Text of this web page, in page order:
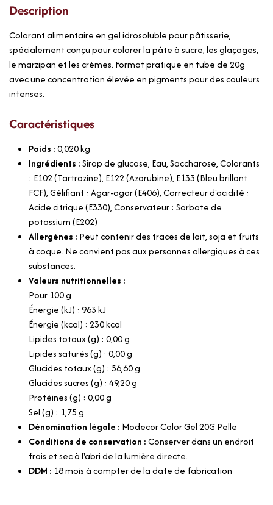
Description
Colorant alimentaire en gel idrosoluble pour pâtisserie,
spécialement conçu pour colorer la pâte à sucre, les glaçages,
le marzipan et les crèmes. Format pratique en tube de 20g
avec une concentration élevée en pigments pour des couleurs
intenses.
Caractéristiques
Poids :0,020kg
Ingrédients :Sirop de glucose, Eau, Saccharose, Colorants
: E102 (Tartrazine), E122 (Azorubine), E133 (Bleu brillant
FCF), Gélifiant : Agar-agar (E406), Correcteur d'acidité :
Acide citrique (E330), Conservateur : Sorbate de
potassium (E202)
Allergènes : Peut contenir des traces de lait, soja et fruits
à coque. Ne convient pas aux personnes allergiques à ces
substances.
Valeurs nutritionnelles :
Pour 100 g
Énergie (kJ) : 963 kJ
Énergie (kcal) : 230 kcal
Lipides totaux (g) : 0,00 g
Lipides saturés (g) : 0,00 g
Glucides totaux (g) : 56,60 g
Glucides sucres (g) : 49,20 g
Protéines (g) : 0,00 g
Sel (g) : 1,75 g
Dénomination légale : Modecor Color Gel 20G Pelle
Conditions de conservation :Conserver dans un endroit
frais et sec à l'abri de la lumière directe.
DDM : 18 mois à compter de la date de fabrication